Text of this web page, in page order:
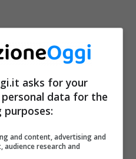
noti i potenziali
attenzione nel
con il proprio
particolare si rischia di
negativi sul
in tale ambito non
asks for your
data for the
and content, advertising and
research and